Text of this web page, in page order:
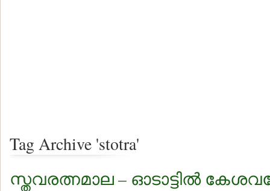
Tag Archive 'stotra'
സ്തവരത്നമാല – ഓടാട്ടില്‍